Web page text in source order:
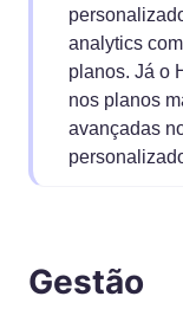
analytics
planos. Já o
nos planos
avançadas
Gestão